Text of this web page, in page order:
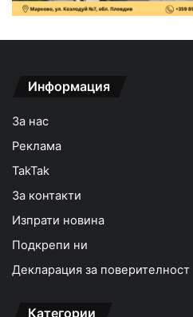
Информация
За нас
Реклама
TakTak
За контакти
Изпрати новина
Подкрепи ни
Декларация за поверителност
Категории